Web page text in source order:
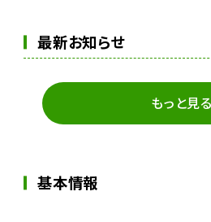
最新お知らせ
もっと見る
基本情報